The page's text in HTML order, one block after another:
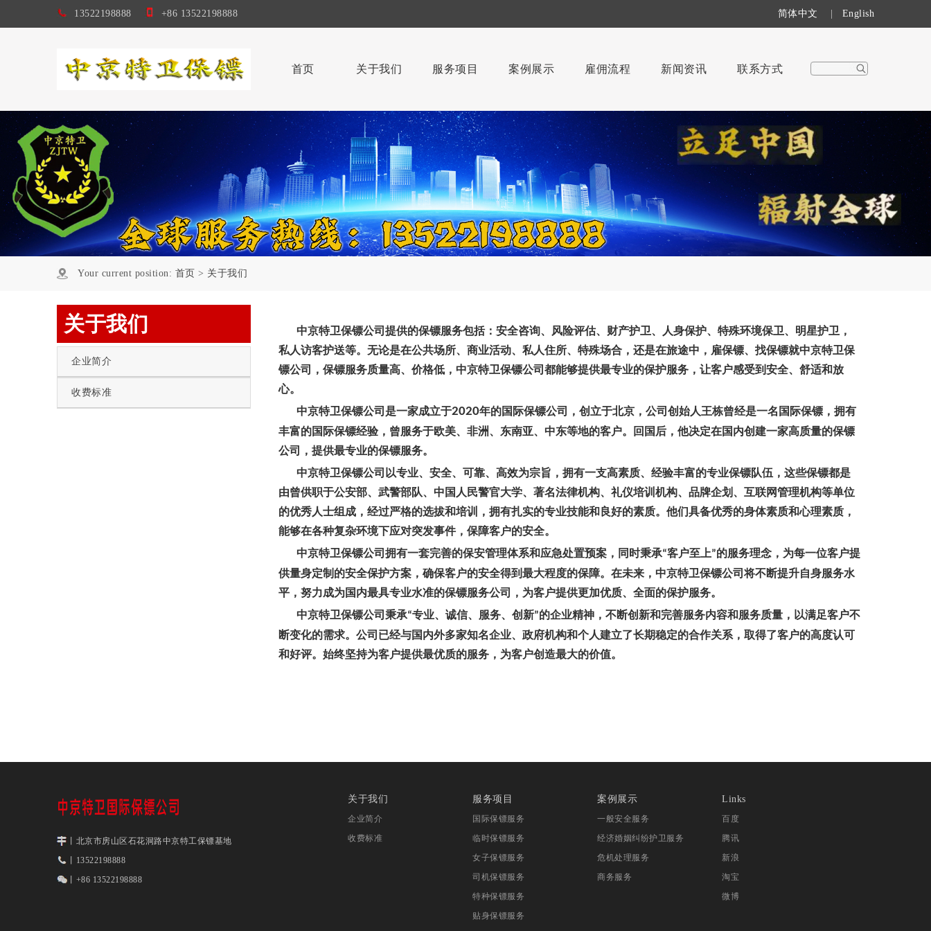
简体中文 English
13522198888 +86 13522198888
首页 关于我们 服务项目 案例展示 雇佣流程 新闻资讯 联系方式
Your current position: 首页 > 关于我们
关于我们
企业简介
收费标准
中京特卫保镖公司提供的保镖服务包括：安全咨询、风险评估、财产护卫、人身保护、特殊环境保卫、明星护卫，
私人访客护送等。无论是在公共场所、商业活动、私人住所、特殊场合，还是在旅途中，雇保镖、找保镖就中京特卫保
镖公司，保镖服务质量高、价格低，中京特卫保镖公司都能够提供最专业的保护服务，让客户感受到安全、舒适和放
心。
中京特卫保镖公司是一家成立于2020年的国际保镖公司，创立于北京，公司创始人王栋曾经是一名国际保镖，拥有
丰富的国际保镖经验，曾服务于欧美、非洲、东南亚、中东等地的客户。回国后，他决定在国内创建一家高质量的保镖
公司，提供最专业的保镖服务。
中京特卫保镖公司以专业、安全、可靠、高效为宗旨，拥有一支高素质、经验丰富的专业保镖队伍，这些保镖都是
由曾供职于公安部、武警部队、中国人民警官大学、著名法律机构、礼仪培训机构、品牌企划、互联网管理机构等单位
的优秀人士组成，经过严格的选拔和培训，拥有扎实的专业技能和良好的素质。他们具备优秀的身体素质和心理素质，
能够在各种复杂环境下应对突发事件，保障客户的安全。
中京特卫保镖公司拥有一套完善的保安管理体系和应急处置预案，同时秉承“客户至上”的服务理念，为每一位客户提
供量身定制的安全保护方案，确保客户的安全得到最大程度的保障。在未来，中京特卫保镖公司将不断提升自身服务水
平，努力成为国内最具专业水准的保镖服务公司，为客户提供更加优质、全面的保护服务。
中京特卫保镖公司秉承“专业、诚信、服务、创新”的企业精神，不断创新和完善服务内容和服务质量，以满足客户不
断变化的需求。公司已经与国内外多家知名企业、政府机构和个人建立了长期稳定的合作关系，取得了客户的高度认可
和好评。始终坚持为客户提供最优质的服务，为客户创造最大的价值。
丨北京市房山区石花洞路中京特工保镖基地
丨13522198888
丨+86 13522198888
关于我们
企业简介
收费标准
服务项目
国际保镖服务
临时保镖服务
女子保镖服务
司机保镖服务
特种保镖服务
贴身保镖服务
案例展示
一般安全服务
经济婚姻纠纷护卫服务
危机处理服务
商务服务
Links
百度
腾讯
新浪
淘宝
微博